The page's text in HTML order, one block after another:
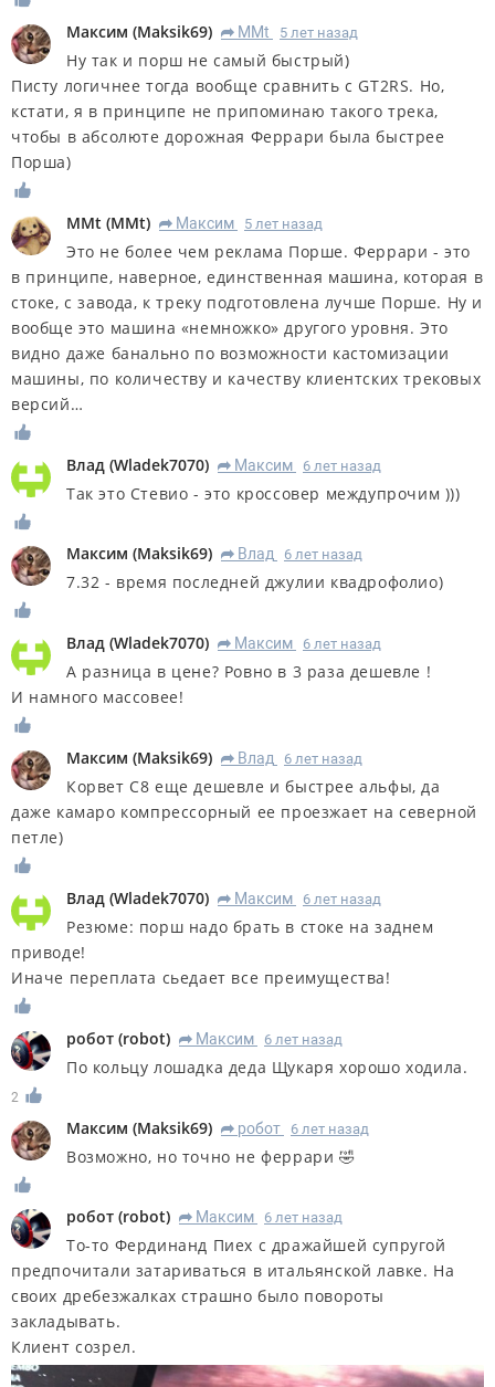
Максим (Maksik69) R MMt 5 лет назад
Ну так и порш не самый быстрый)
Писту логичнее тогда вообще сравнить с GT2RS. Но,
кстати, я в принципе не припоминаю такого трека,
чтобы в абсолюте дорожная Феррари была быстрее
Порша)
MMt (MMt) R Максим 5 лет назад
Это не более чем реклама Порше. Феррари - это
в принципе, наверное, единственная машина, которая в
стоке, с завода, к треку подготовлена лучше Порше. Ну и
вообще это машина «немножко» другого уровня. Это
видно даже банально по возможности кастомизации
машины, по количеству и качеству клиентских трековых
версий…
Влад (Wladek7070) R Максим 6 лет назад
Так это Стевио - это кроссовер междупрочим )))
Максим (Maksik69) R Влад 6 лет назад
7.32 - время последней джулии квадрофолио)
Влад (Wladek7070) R Максим 6 лет назад
А разница в цене? Ровно в 3 раза дешевле !
И намного массовее!
Максим (Maksik69) R Влад 6 лет назад
Корвет C8 еще дешевле и быстрее альфы, да
даже камаро компрессорный ее проезжает на северной
петле)
Влад (Wladek7070) R Максим 6 лет назад
Резюме: порш надо брать в стоке на заднем
приводе!
Иначе переплата сьедает все преимущества!
робот (robot) R Максим 6 лет назад
По кольцу лошадка деда Щукаря хорошо ходила.
2
Максим (Maksik69) R робот 6 лет назад
Возможно, но точно не феррари 🤣
робот (robot) R Максим 6 лет назад
То-то Фердинанд Пиех с дражайшей супругой
предпочитали затариваться в итальянской лавке. На
своих дребезжалках страшно было повороты
закладывать.
Клиент созрел.